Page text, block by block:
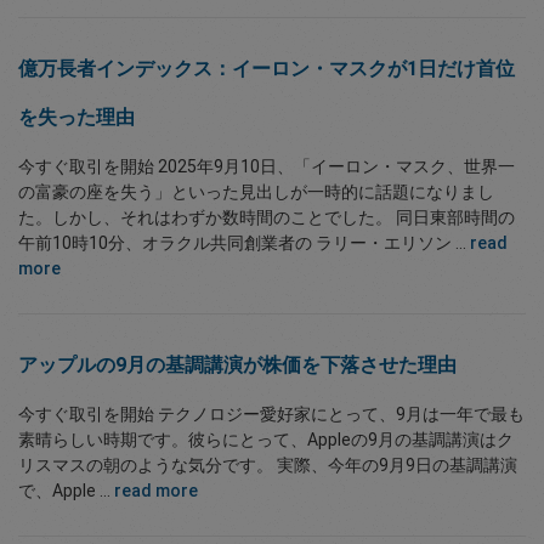
億万長者インデックス：イーロン・マスクが1日だけ首位
を失った理由
今すぐ取引を開始 2025年9月10日、「イーロン・マスク、世界一
の富豪の座を失う」といった見出しが一時的に話題になりまし
た。しかし、それはわずか数時間のことでした。 同日東部時間の
午前10時10分、オラクル共同創業者の ラリー・エリソン ... read
more
アップルの9月の基調講演が株価を下落させた理由
今すぐ取引を開始 テクノロジー愛好家にとって、9月は一年で最も
素晴らしい時期です。彼らにとって、Appleの9月の基調講演はク
リスマスの朝のような気分です。 実際、今年の9月9日の基調講演
で、Apple ... read more